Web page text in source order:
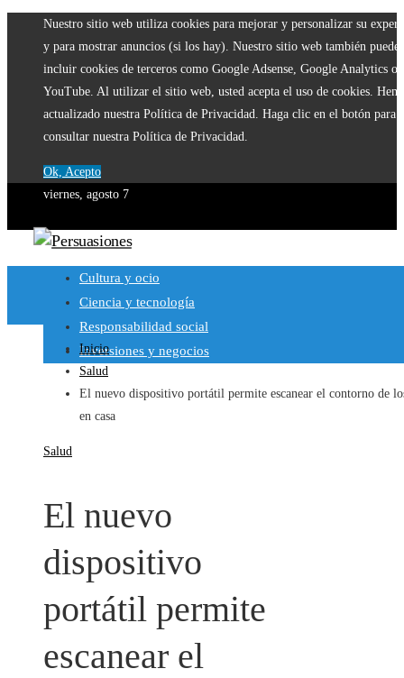
Nuestro sitio web utiliza cookies para mejorar y personalizar su
y para mostrar anuncios (si los hay). Nuestro sitio web también puede
incluir cookies de terceros como Google Adsense, Google Analytics o
YouTube. Al utilizar el sitio web, usted acepta el uso de cookies.
actualizado nuestra Política de Privacidad. Haga clic en el botón para
consultar nuestra Política de Privacidad.
Ok, Acepto
viernes, agosto 7
Cultura y ocio
Ciencia y tecnología
Responsabilidad social
Inversiones y negocios
Inicio
Salud
El nuevo dispositivo portátil permite escanear el contorno de
en casa
Salud
El nuevo
dispositivo
portátil permite
escanear el